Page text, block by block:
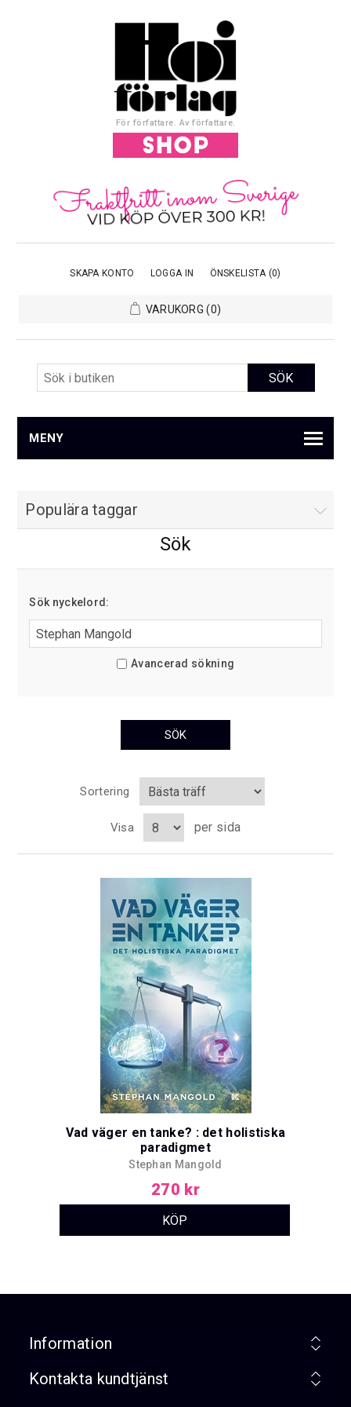
För författare. Av författare.
SKAPA KONTO LOGGA IN ÖNSKELISTA (0)
VARUKORG (0)
MENY
Populära taggar
Sök
Sök nyckelord:
Avancerad sökning
Sortering
Visa per sida
Vad väger en tanke? : det holistiska
paradigmet
Stephan Mangold
270 kr
Information
Kontakta kundtjänst